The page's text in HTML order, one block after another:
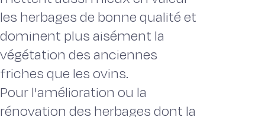
les herbages de bonne qualité et
dominent plus aisément la
végétation des anciennes
friches que les ovins.
Pour l'amélioration ou la
rénovation des herbages dont la